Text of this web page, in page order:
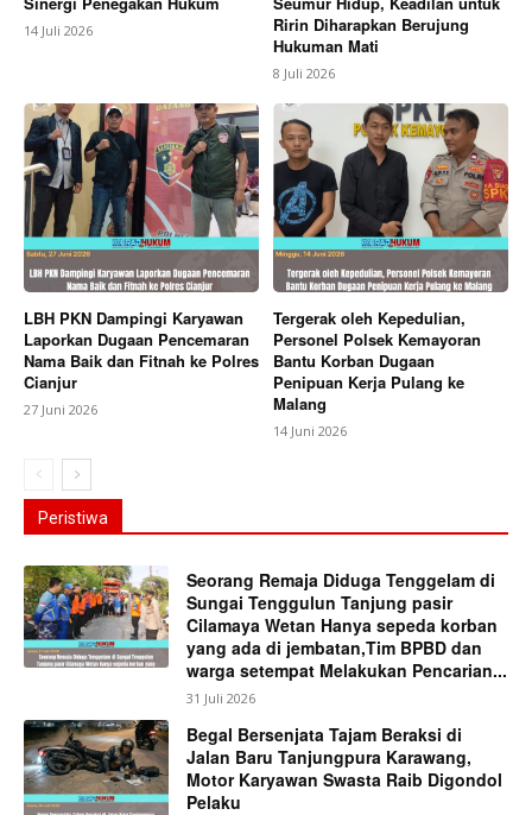
14 Juli 2026
Ririn Diharapkan Berujung
Hukuman Mati
8 Juli 2026
LBH PKN Dampingi Karyawan
Laporkan Dugaan Pencemaran
Nama Baik dan Fitnah ke Polres
Cianjur
27 Juni 2026
Tergerak oleh Kepedulian,
Personel Polsek Kemayoran
Bantu Korban Dugaan
Penipuan Kerja Pulang ke
Malang
14 Juni 2026
Peristiwa
Seorang Remaja Diduga Tenggelam di
Sungai Tenggulun Tanjung pasir
Cilamaya Wetan Hanya sepeda korban
yang ada di jembatan,Tim BPBD dan
warga setempat Melakukan Pencarian...
31 Juli 2026
Begal Bersenjata Tajam Beraksi di
Jalan Baru Tanjungpura Karawang,
Motor Karyawan Swasta Raib Digondol
Pelaku